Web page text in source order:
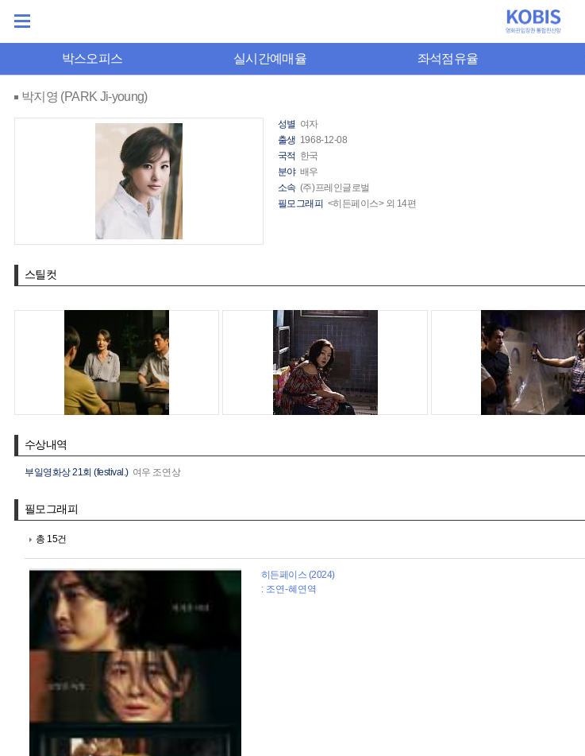
박스오피스 실시간예매율 좌석점유율
박지영 (PARK Ji-young)
성별 여자
출생 1968-12-08
국적 한국
분야 배우
소속 (주)프레인글로벌
필모그래피 <히든페이스> 외 14편
스틸컷
수상내역
부일영화상 21회 (festival.) 여우 조연상
필모그래피
총 15건
히든페이스 (2024)
: 조연-혜연역